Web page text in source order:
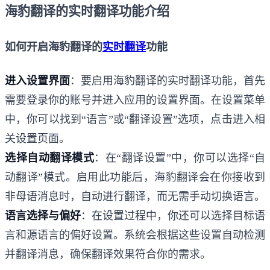
海豹翻译的实时翻译功能介绍
如何开启海豹翻译的实时翻译功能
进入设置界面：要启用海豹翻译的实时翻译功能，首先
需要登录你的账号并进入应用的设置界面。在设置菜单
中，你可以找到“语言”或“翻译设置”选项，点击进入相
关设置页面。
选择自动翻译模式：在“翻译设置”中，你可以选择“自
动翻译”模式。启用此功能后，海豹翻译会在你接收到
非母语消息时，自动进行翻译，而无需手动切换语言。
语言选择与偏好：在设置过程中，你还可以选择目标语
言和源语言的偏好设置。系统会根据这些设置自动检测
并翻译消息，确保翻译效果符合你的需求。